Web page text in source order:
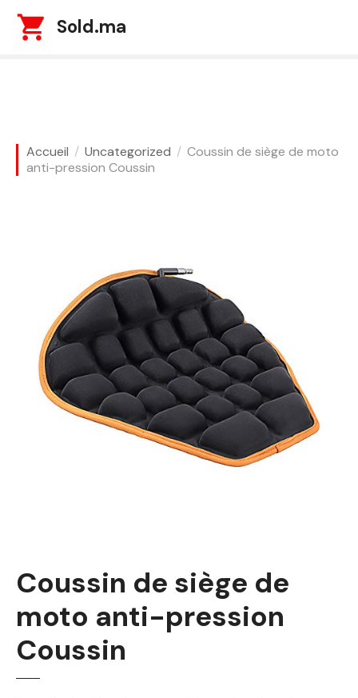
Sold.ma
Accueil Uncategorized
Coussin de siège de moto
anti-pression Coussin
Coussin de siège de
moto anti-pression
Coussin